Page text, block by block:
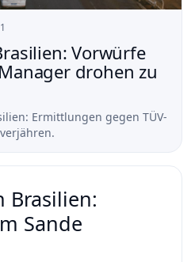
Vorwürfe
drohen zu
Ermittlungen gegen TÜV-
Brasilien:
Sande